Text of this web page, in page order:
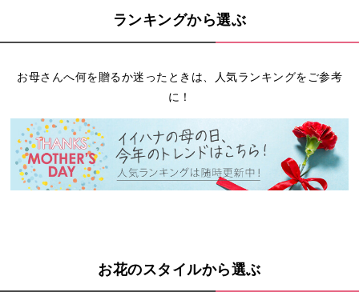
ランキングから選ぶ
お母さんへ何を贈るか迷ったときは、人気ランキングをご参考
に！
お花のスタイルから選ぶ